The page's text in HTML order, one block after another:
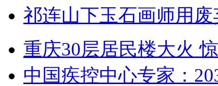
祁连山下玉石画师用
重庆30层居民楼大火
中国疾控中心专家：